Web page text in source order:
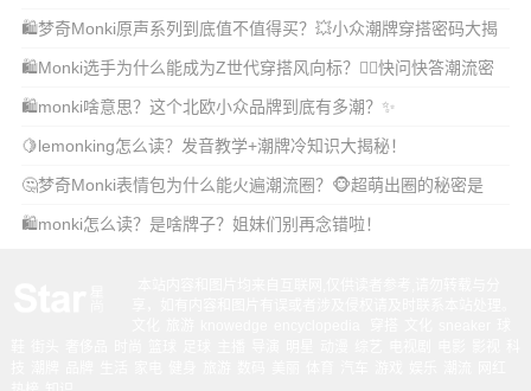
🛍️梦奇Monki原声系列到底值不值得买？💥小众潮牌穿搭密码大揭
秘！
🛍️Monki选手为什么能成为Z世代穿搭风向标？👯‍♀️快问快答潮流密
码！
🛍️monki啥意思？这个北欧小众品牌到底有多潮？✨
🍋lemonking怎么读？发音教学+潮牌冷知识大揭秘！
🤔梦奇Monki表情包为什么能火遍潮流圈？🐵超萌出圈的秘密是
啥！
🛍️monki怎么读？是啥牌子？姐妹们别再念错啦！